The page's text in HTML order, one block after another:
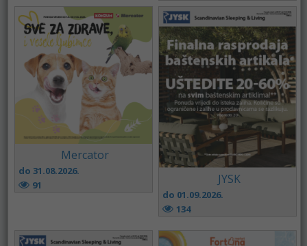
Mercator
do 31.08.2026.
91
JYSK
do 01.09.2026.
134